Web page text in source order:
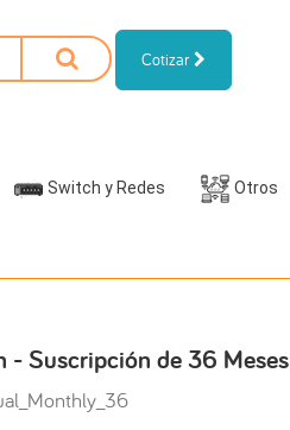
Cotizar
Switch y Redes Otros
- Suscripción de 36 Meses